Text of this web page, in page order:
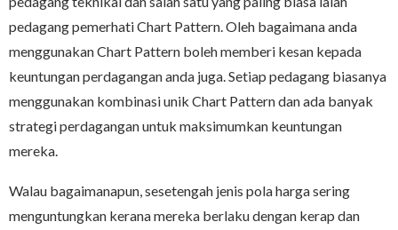
pedagang pemerhati Chart Pattern. Oleh bagaimana anda
menggunakan Chart Pattern boleh memberi kesan kepada
keuntungan perdagangan anda juga. Setiap pedagang biasanya
menggunakan kombinasi unik Chart Pattern dan ada banyak
strategi perdagangan untuk maksimumkan keuntungan
mereka.
Walau bagaimanapun, sesetengah jenis pola harga sering
menguntungkan kerana mereka berlaku dengan kerap dan